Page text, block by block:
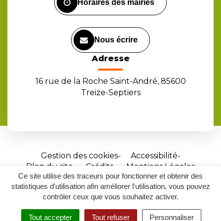
Ce site utilise des traceurs pour fonctionner et obtenir des
statistiques d'utilisation afin améliorer l'utilisation, vous pouvez
contrôler ceux que vous souhaitez activer.
Tout accepter Tout refuser Personnaliser
Horaires des mairies
Nous écrire
Adresse
16 rue de la Roche Saint-André, 85600
Treize-Septiers
Gestion des cookies
Accessibilité
Plan du site
Crédits
Mentions Légales
Site
réalisé
par
Inovagora